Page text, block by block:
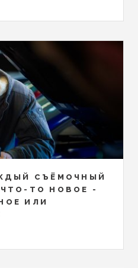
СЪЁМОЧНЫЙ
ТО НОВОЕ -
ИЛИ